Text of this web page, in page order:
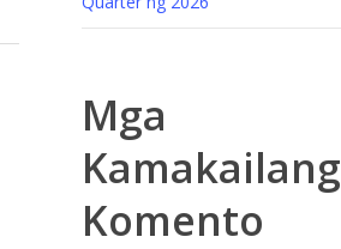
Mga
Kamakailang
Komento